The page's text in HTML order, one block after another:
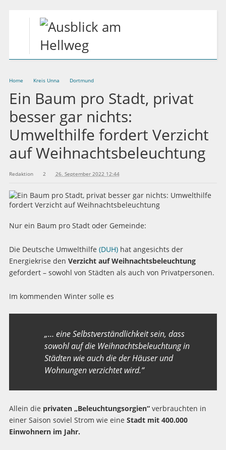
Home Kreis Unna Dortmund
Ein Baum pro Stadt, privat
besser gar nichts:
Umwelthilfe fordert Verzicht
auf Weihnachtsbeleuchtung
Redaktion 2 26. September 2022 12:44
Nur ein Baum pro Stadt oder Gemeinde:
Die Deutsche Umwelthilfe (DUH)hat angesichts der
Energiekrise den Verzicht auf Weihnachtsbeleuchtung
gefordert – sowohl von Städten als auch von Privatpersonen.
Im kommenden Winter solle es
„… eine Selbstverständlichkeit sein, dass
sowohl auf die Weihnachtsbeleuchtung in
Städten wie auch die der Häuser und
Wohnungen verzichtet wird.“
Allein die privaten „Beleuchtungsorgien“verbrauchten in
einer Saison soviel Strom wie eine Stadt mit 400.000
Einwohnern im Jahr.